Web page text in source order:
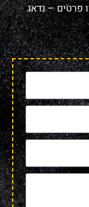
פרטים – נדאג